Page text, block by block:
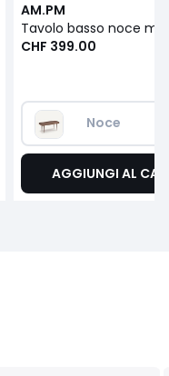
AM.PM
CHF 399.00
Noce
AGGIUNGI AL